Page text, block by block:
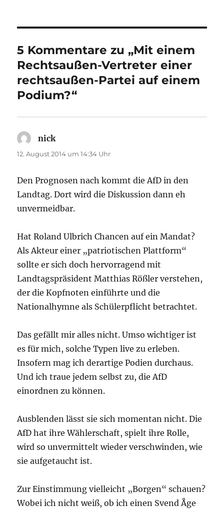
5 Kommentare zu „Mit einem
Rechtsaußen-Vertreter einer
rechtsaußen-Partei auf einem
Podium?“
nick
12. August 2014 um 14:34 Uhr
Den Prognosen nach kommt die AfD in den
Landtag. Dort wird die Diskussion dann eh
unvermeidbar.
Hat Roland Ulbrich Chancen auf ein Mandat?
Als Akteur einer „patriotischen Plattform“
sollte er sich doch hervorragend mit
Landtagspräsident Matthias Rößler verstehen,
der die Kopfnoten einführte und die
Nationalhymne als Schülerpflicht betrachtet.
Das gefällt mir alles nicht. Umso wichtiger ist
es für mich, solche Typen live zu erleben.
Insofern mag ich derartige Podien durchaus.
Und ich traue jedem selbst zu, die AfD
einordnen zu können.
Ausblenden lässt sie sich momentan nicht. Die
AfD hat ihre Wählerschaft, spielt ihre Rolle,
wird so unvermittelt wieder verschwinden, wie
sie aufgetaucht ist.
Zur Einstimmung vielleicht „Borgen“ schauen?
Wobei ich nicht weiß, ob ich einen Svend Åge